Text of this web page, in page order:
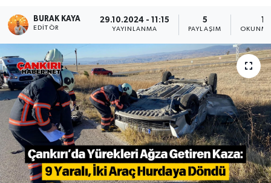
BURAK KAYA
EDITÖR
29.10.2024 - 11:15
YAYINLANMA
5
PAYLAŞIM